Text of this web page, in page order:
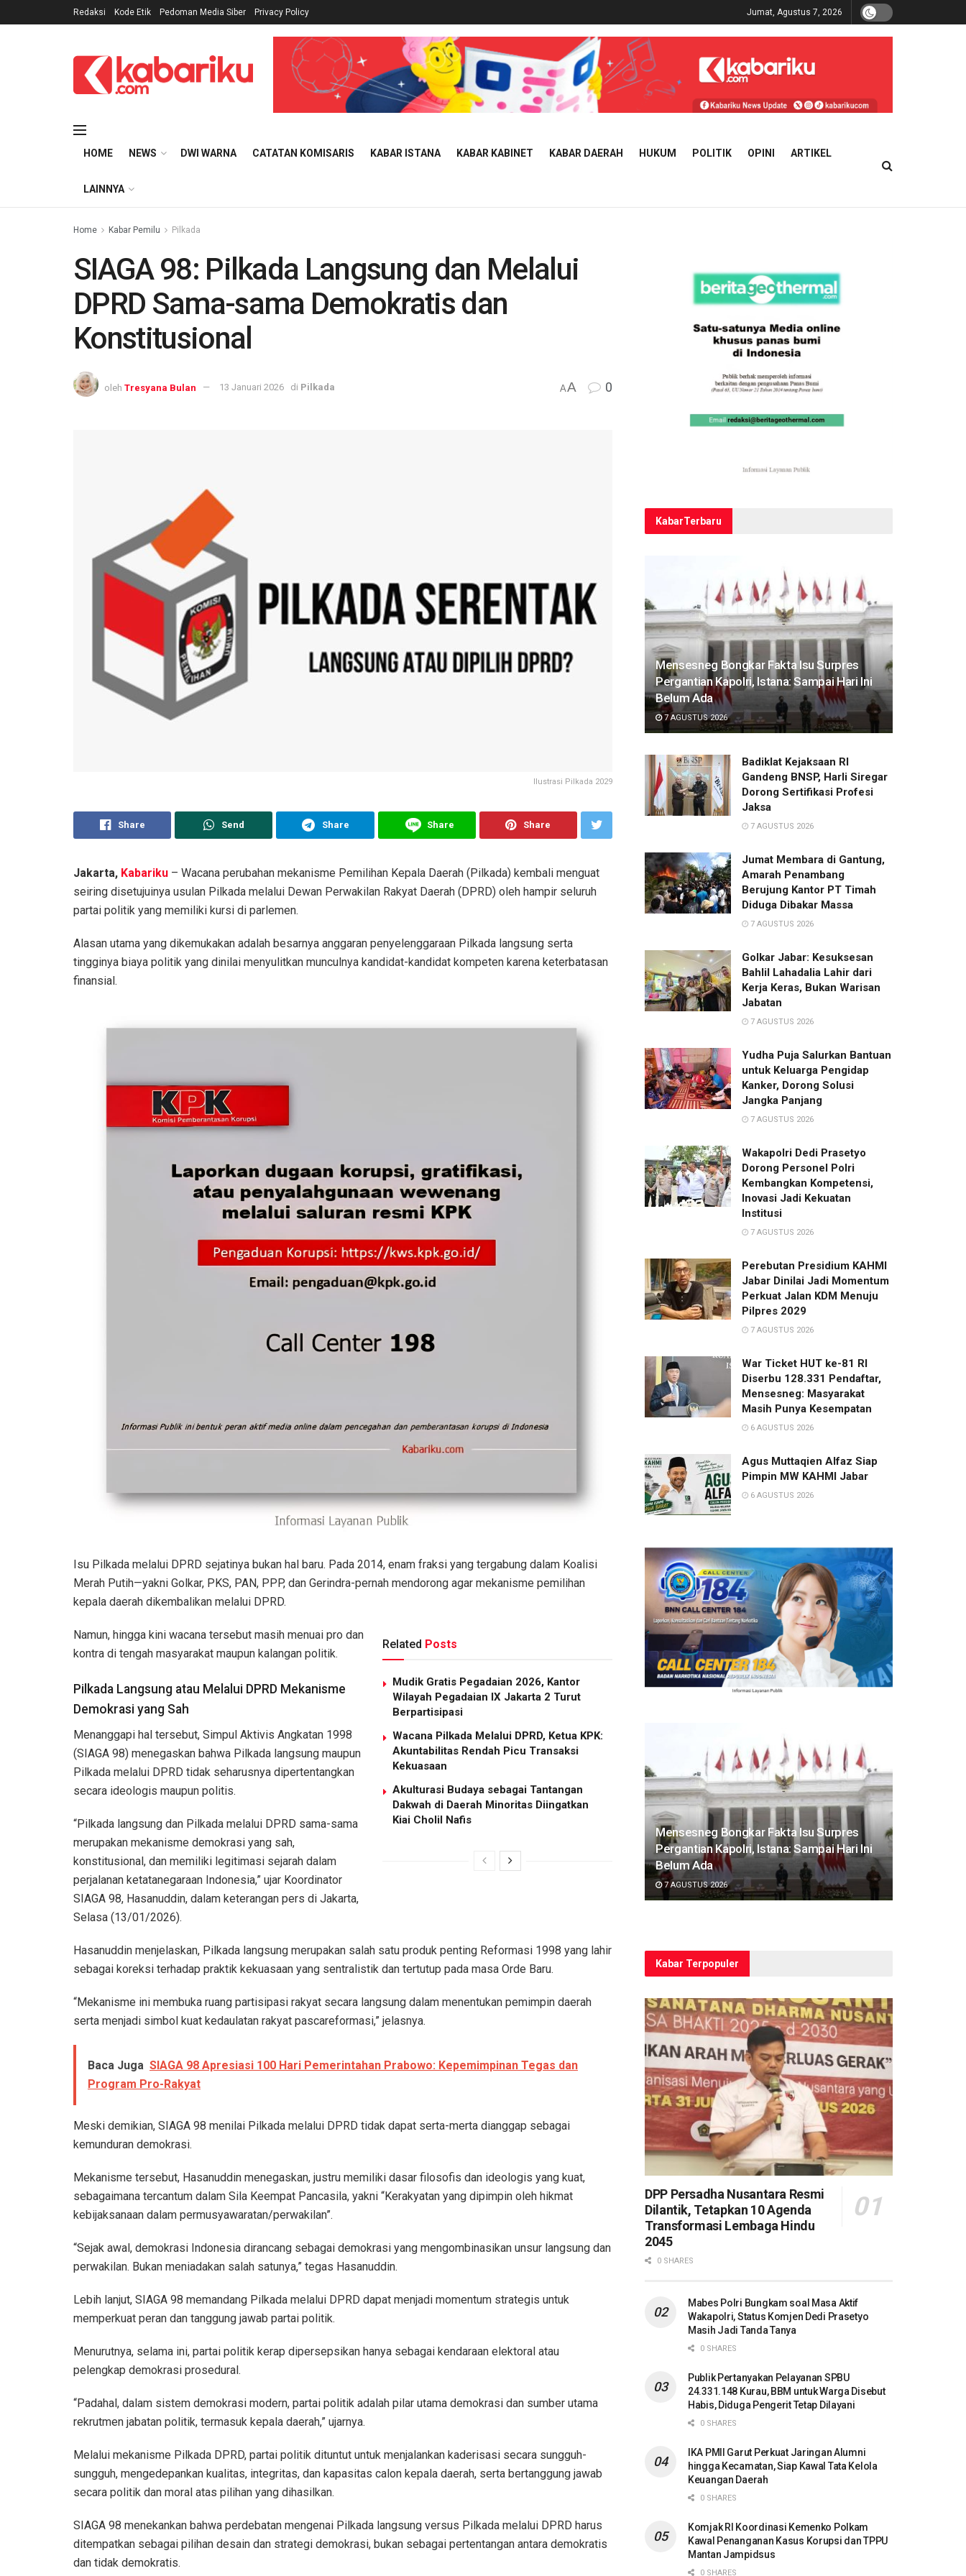
Redaksi Kode Etik Pedoman Media Siber Privacy Policy Jumat, Agustus 7, 2026
HOME NEWS DWI WARNA CATATAN KOMISARIS KABAR ISTANA KABAR KABINET KABAR DAERAH HUKUM POLITIK OPINI ARTIKEL
LAINNYA
Home Kabar Pemilu Pilkada
SIAGA 98: Pilkada Langsung dan Melalui
DPRD Sama-sama Demokratis dan
Konstitusional
oleh Tresyana Bulan 13 Januari 2026 di Pilkada AA 0
Ilustrasi Pilkada 2029
Share Send Share Share Share
Jakarta, Kabariku – Wacana perubahan mekanisme Pemilihan Kepala Daerah (Pilkada) kembali menguat
seiring disetujuinya usulan Pilkada melalui Dewan Perwakilan Rakyat Daerah (DPRD) oleh hampir seluruh
partai politik yang memiliki kursi di parlemen.
Alasan utama yang dikemukakan adalah besarnya anggaran penyelenggaraan Pilkada langsung serta
tingginya biaya politik yang dinilai menyulitkan munculnya kandidat-kandidat kompeten karena keterbatasan
finansial.
Isu Pilkada melalui DPRD sejatinya bukan hal baru. Pada 2014, enam fraksi yang tergabung dalam Koalisi
Merah Putih—yakni Golkar, PKS, PAN, PPP, dan Gerindra-pernah mendorong agar mekanisme pemilihan
kepala daerah dikembalikan melalui DPRD.
Related Posts
Mudik Gratis Pegadaian 2026, Kantor
Wilayah Pegadaian IX Jakarta 2 Turut
Berpartisipasi
Wacana Pilkada Melalui DPRD, Ketua KPK:
Akuntabilitas Rendah Picu Transaksi
Kekuasaan
Akulturasi Budaya sebagai Tantangan
Dakwah di Daerah Minoritas Diingatkan
Kiai Cholil Nafis
Namun, hingga kini wacana tersebut masih menuai pro dan
kontra di tengah masyarakat maupun kalangan politik.
Pilkada Langsung atau Melalui DPRD Mekanisme
Demokrasi yang Sah
Menanggapi hal tersebut, Simpul Aktivis Angkatan 1998
(SIAGA 98) menegaskan bahwa Pilkada langsung maupun
Pilkada melalui DPRD tidak seharusnya dipertentangkan
secara ideologis maupun politis.
“Pilkada langsung dan Pilkada melalui DPRD sama-sama
merupakan mekanisme demokrasi yang sah,
konstitusional, dan memiliki legitimasi sejarah dalam
perjalanan ketatanegaraan Indonesia,” ujar Koordinator
SIAGA 98, Hasanuddin, dalam keterangan pers di Jakarta,
Selasa (13/01/2026).
Hasanuddin menjelaskan, Pilkada langsung merupakan salah satu produk penting Reformasi 1998 yang lahir
sebagai koreksi terhadap praktik kekuasaan yang sentralistik dan tertutup pada masa Orde Baru.
“Mekanisme ini membuka ruang partisipasi rakyat secara langsung dalam menentukan pemimpin daerah
serta menjadi simbol kuat kedaulatan rakyat pascareformasi,” jelasnya.
Baca Juga SIAGA 98 Apresiasi 100 Hari Pemerintahan Prabowo: Kepemimpinan Tegas dan
Program Pro-Rakyat
Meski demikian, SIAGA 98 menilai Pilkada melalui DPRD tidak dapat serta-merta dianggap sebagai
kemunduran demokrasi.
Mekanisme tersebut, Hasanuddin menegaskan, justru memiliki dasar filosofis dan ideologis yang kuat,
sebagaimana tercantum dalam Sila Keempat Pancasila, yakni “Kerakyatan yang dipimpin oleh hikmat
kebijaksanaan dalam permusyawaratan/perwakilan”.
“Sejak awal, demokrasi Indonesia dirancang sebagai demokrasi yang mengombinasikan unsur langsung dan
perwakilan. Bukan meniadakan salah satunya,” tegas Hasanuddin.
Lebih lanjut, SIAGA 98 memandang Pilkada melalui DPRD dapat menjadi momentum strategis untuk
memperkuat peran dan tanggung jawab partai politik.
Menurutnya, selama ini, partai politik kerap dipersepsikan hanya sebagai kendaraan elektoral atau
pelengkap demokrasi prosedural.
“Padahal, dalam sistem demokrasi modern, partai politik adalah pilar utama demokrasi dan sumber utama
rekrutmen jabatan politik, termasuk kepala daerah,” ujarnya.
Melalui mekanisme Pilkada DPRD, partai politik dituntut untuk menjalankan kaderisasi secara sungguh-
sungguh, mengedepankan kualitas, integritas, dan kapasitas calon kepala daerah, serta bertanggung jawab
secara politik dan moral atas pilihan yang dihasilkan.
SIAGA 98 menekankan bahwa perdebatan mengenai Pilkada langsung versus Pilkada melalui DPRD harus
ditempatkan sebagai pilihan desain dan strategi demokrasi, bukan sebagai pertentangan antara demokratis
dan tidak demokratis.
KabarTerbaru
Mensesneg Bongkar Fakta Isu Surpres
Pergantian Kapolri, Istana: Sampai Hari Ini
Belum Ada
7 AGUSTUS 2026
Badiklat Kejaksaan RI
Gandeng BNSP, Harli Siregar
Dorong Sertifikasi Profesi
Jaksa
7 AGUSTUS 2026
Jumat Membara di Gantung,
Amarah Penambang
Berujung Kantor PT Timah
Diduga Dibakar Massa
7 AGUSTUS 2026
Golkar Jabar: Kesuksesan
Bahlil Lahadalia Lahir dari
Kerja Keras, Bukan Warisan
Jabatan
7 AGUSTUS 2026
Yudha Puja Salurkan Bantuan
untuk Keluarga Pengidap
Kanker, Dorong Solusi
Jangka Panjang
7 AGUSTUS 2026
Wakapolri Dedi Prasetyo
Dorong Personel Polri
Kembangkan Kompetensi,
Inovasi Jadi Kekuatan
Institusi
7 AGUSTUS 2026
Perebutan Presidium KAHMI
Jabar Dinilai Jadi Momentum
Perkuat Jalan KDM Menuju
Pilpres 2029
7 AGUSTUS 2026
War Ticket HUT ke-81 RI
Diserbu 128.331 Pendaftar,
Mensesneg: Masyarakat
Masih Punya Kesempatan
6 AGUSTUS 2026
Agus Muttaqien Alfaz Siap
Pimpin MW KAHMI Jabar
6 AGUSTUS 2026
Mensesneg Bongkar Fakta Isu Surpres
Pergantian Kapolri, Istana: Sampai Hari Ini
Belum Ada
7 AGUSTUS 2026
Kabar Terpopuler
DPP Persadha Nusantara Resmi
Dilantik, Tetapkan 10 Agenda
Transformasi Lembaga Hindu
2045
0 SHARES
Mabes Polri Bungkam soal Masa Aktif
Wakapolri, Status Komjen Dedi Prasetyo
Masih Jadi Tanda Tanya
0 SHARES
Publik Pertanyakan Pelayanan SPBU
24.331.148 Kurau, BBM untuk Warga Disebut
Habis, Diduga Pengerit Tetap Dilayani
0 SHARES
IKA PMII Garut Perkuat Jaringan Alumni
hingga Kecamatan, Siap Kawal Tata Kelola
Keuangan Daerah
0 SHARES
Komjak RI Koordinasi Kemenko Polkam
Kawal Penanganan Kasus Korupsi dan TPPU
Mantan Jampidsus
0 SHARES